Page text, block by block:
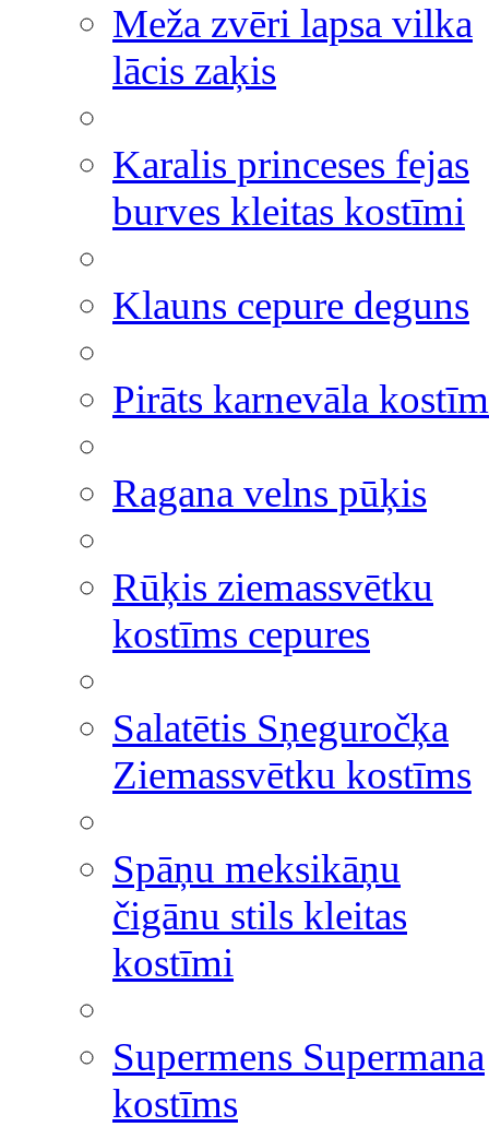
Meža zvēri lapsa vilka
lācis zaķis
Karalis princeses fejas
burves kleitas kostīmi
Klauns cepure deguns
Pirāts karnevāla
Ragana velns pūķis
Rūķis ziemassvētku
kostīms cepures
Salatētis Sņeguročķa
Ziemassvētku kostīms
Spāņu meksikāņu
čigānu stils kleitas
kostīmi
Supermens Supermana
kostīms